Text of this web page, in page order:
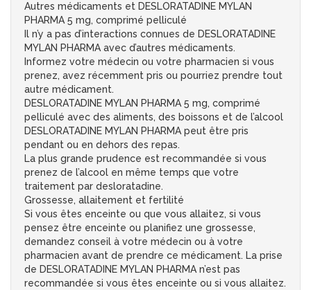
Autres médicaments et DESLORATADINE MYLAN
PHARMA 5 mg, comprimé pelliculé
Il n’y a pas d’interactions connues de DESLORATADINE
MYLAN PHARMA avec d’autres médicaments.
Informez votre médecin ou votre pharmacien si vous
prenez, avez récemment pris ou pourriez prendre tout
autre médicament.
DESLORATADINE MYLAN PHARMA 5 mg, comprimé
pelliculé avec des aliments, des boissons et de l’alcool
DESLORATADINE MYLAN PHARMA peut être pris
pendant ou en dehors des repas.
La plus grande prudence est recommandée si vous
prenez de l’alcool en même temps que votre
traitement par desloratadine.
Grossesse, allaitement et fertilité
Si vous êtes enceinte ou que vous allaitez, si vous
pensez être enceinte ou planifiez une grossesse,
demandez conseil à votre médecin ou à votre
pharmacien avant de prendre ce médicament. La prise
de DESLORATADINE MYLAN PHARMA n’est pas
recommandée si vous êtes enceinte ou si vous allaitez.